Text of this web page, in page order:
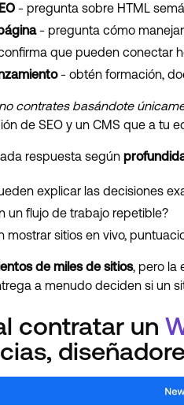
- pregunta sobre HTML
- pregunta cómo
que pueden conectar
- obtén formación,
no contrates basándote
de SEO y un CMS que a tu
respuesta según
explicar las decisiones
un flujo de trabajo repetible?
mostrar sitios en vivo,
de miles de sitios, pero la
a menudo deciden si un
contratar un